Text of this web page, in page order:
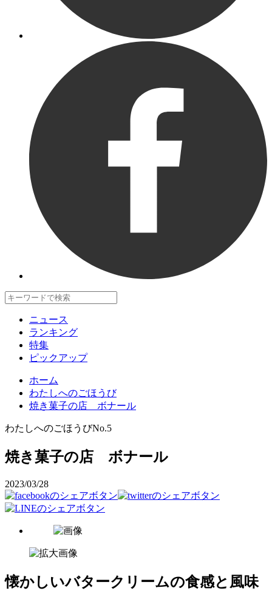
ニュース
ランキング
特集
ピックアップ
ホーム
わたしへのごほうび
焼き菓子の店 ボナール
わたしへのごほうびNo.5
焼き菓子の店 ボナール
2023/03/28
懐かしいバタークリームの食感と風味